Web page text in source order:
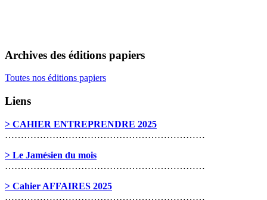
Archives des éditions papiers
Toutes nos éditions papiers
Liens
> CAHIER ENTREPRENDRE 2025
………………………………………………………
> Le Jamésien du mois
………………………………………………………
> Cahier AFFAIRES 2025
………………………………………………………